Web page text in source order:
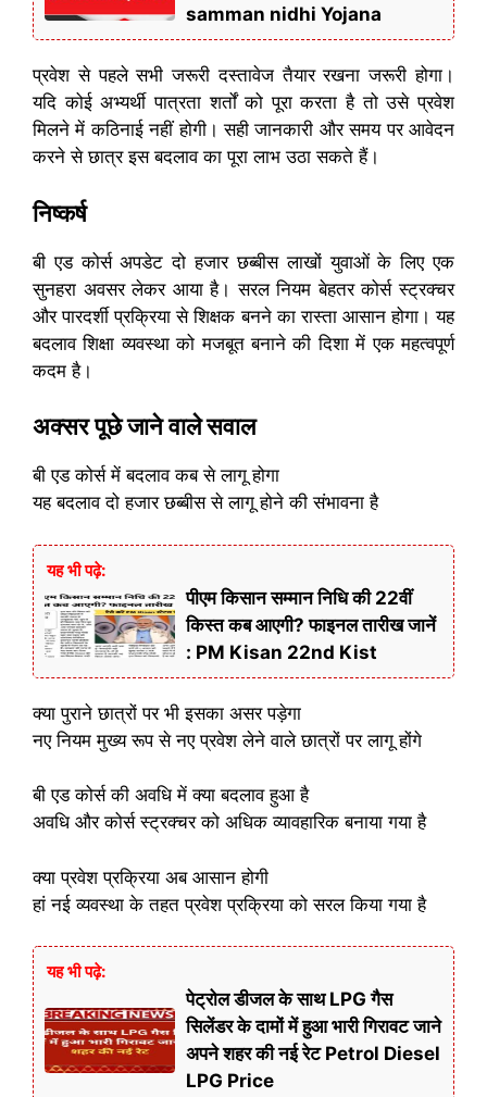
samman nidhi Yojana
प्रवेश से पहले सभी जरूरी दस्तावेज तैयार रखना जरूरी होगा।
यदि कोई अभ्यर्थी पात्रता शर्तों को पूरा करता है तो उसे प्रवेश
मिलने में कठिनाई नहीं होगी। सही जानकारी और समय पर आवेदन
करने से छात्र इस बदलाव का पूरा लाभ उठा सकते हैं।
निष्कर्ष
बी एड कोर्स अपडेट दो हजार छब्बीस लाखों युवाओं के लिए एक
सुनहरा अवसर लेकर आया है। सरल नियम बेहतर कोर्स स्ट्रक्चर
और पारदर्शी प्रक्रिया से शिक्षक बनने का रास्ता आसान होगा। यह
बदलाव शिक्षा व्यवस्था को मजबूत बनाने की दिशा में एक महत्वपूर्ण
कदम है।
अक्सर पूछे जाने वाले सवाल
बी एड कोर्स में बदलाव कब से लागू होगा
यह बदलाव दो हजार छब्बीस से लागू होने की संभावना है
यह भी पढ़े:
पीएम किसान सम्मान निधि की 22वीं
किस्त कब आएगी? फाइनल तारीख जानें
: PM Kisan 22nd Kist
क्या पुराने छात्रों पर भी इसका असर पड़ेगा
नए नियम मुख्य रूप से नए प्रवेश लेने वाले छात्रों पर लागू होंगे
बी एड कोर्स की अवधि में क्या बदलाव हुआ है
अवधि और कोर्स स्ट्रक्चर को अधिक व्यावहारिक बनाया गया है
क्या प्रवेश प्रक्रिया अब आसान होगी
हां नई व्यवस्था के तहत प्रवेश प्रक्रिया को सरल किया गया है
यह भी पढ़े:
पेट्रोल डीजल के साथ LPG गैस
सिलेंडर के दामों में हुआ भारी गिरावट जाने
अपने शहर की नई रेट Petrol Diesel
LPG Price